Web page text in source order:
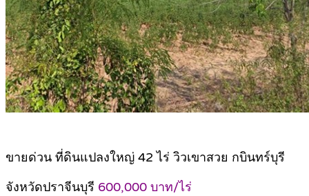
ขายด่วน ที่ดินแปลงใหญ่ 42 ไร่ วิวเขาสวย กบินทร์บุรี
จังหวัดปราจีนบุรี 600,000 บาท/ไร่